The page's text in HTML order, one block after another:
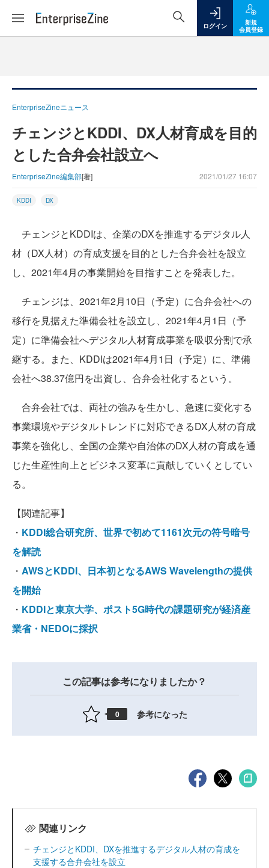
ログイン
新規
会員登録
EnterpriseZineニュース
チェンジとKDDI、DX人材育成を目的
とした合弁会社設立へ
EnterpriseZine編集部[著] 2021/01/27 16:07
KDDI DX
チェンジとKDDIは、企業のDXを推進するデジタル人
材（DX人材）の育成支援を目的とした合弁会社を設立
し、2021年4月の事業開始を目指すことを発表した。
チェンジは、2021年2月10日（予定）に合弁会社への
移行を見据えた準備会社を設立し、2021年4月1日（予
定）に準備会社へデジタル人材育成事業を吸収分割で承
継する。また、KDDIは2021年4月1日（予定）に、準備
会社へ38.37億円を出資し、合弁会社化するという。
合弁会社では、両社の強みを生かし、急速に変化する
事業環境やデジタルトレンドに対応できるDX人材の育成
事業を強化し、全国の企業や自治体のDX人材の育成を通
じた生産性向上とビジネス変革に貢献していくとしてい
る。
【関連記事】
・ KDDI総合研究所、世界で初めて1161次元の符号暗号
を解読
・ AWSとKDDI、日本初となるAWS Wavelengthの提供
を開始
・ KDDIと東京大学、ポスト5G時代の課題研究が経済産
業省・NEDOに採択
この記事は参考になりましたか？
0 参考になった
関連リンク
チェンジとKDDI、DXを推進するデジタル人材の育成を
支援する合弁会社を設立